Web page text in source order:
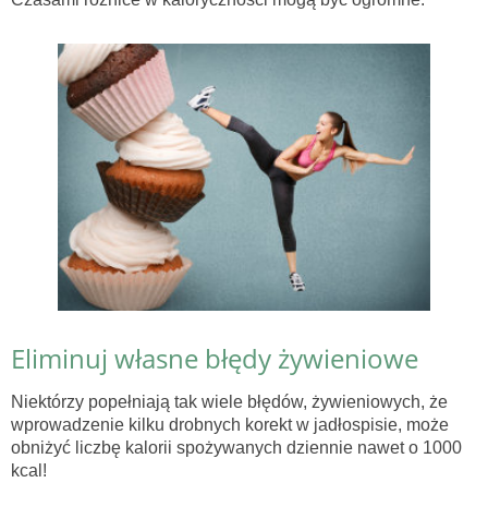
Eliminuj własne błędy żywieniowe
Niektórzy popełniają tak wiele błędów, żywieniowych, że
wprowadzenie kilku drobnych korekt w jadłospisie, może
obniżyć liczbę kalorii spożywanych dziennie nawet o 1000
kcal!